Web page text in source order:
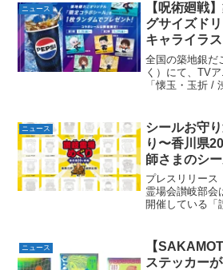
ニュース
【呪術廻戦
グサイズド
キャライラ
シール」が
る。4弾合計
（金）〜。
戦』 2期 「
変」 コラボ
全国の築地銀だ
く）にて、TV
「懐玉・玉折 /
ーションが
年2月14日（金
「ビッグサイズ
イ...
ニュース
シールお守
り〜香川県
師さまのシ
月8日（土）
プレスリリース
霊場会讃岐部会
開催している「
20カ寺編〜」
月8日（土）よ
73番札所 出釈
の納...
ニュース
【
ステッカー